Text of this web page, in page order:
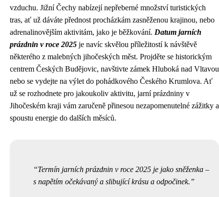
vzduchu. Jižní Čechy nabízejí nepřeberné množství turistických
tras, ať už dáváte přednost procházkám zasněženou krajinou, nebo
adrenalinovějším aktivitám, jako je běžkování. Datum jarních
prázdnin v roce 2025 je navíc skvělou příležitostí k návštěvě
některého z malebných jihočeských měst. Projděte se historickým
centrem Českých Budějovic, navštivte zámek Hluboká nad Vltavou
nebo se vydejte na výlet do pohádkového Českého Krumlova. Ať
už se rozhodnete pro jakoukoliv aktivitu, jarní prázdniny v
Jihočeském kraji vám zaručeně přinesou nezapomenutelné zážitky a
spoustu energie do dalších měsíců.
Termín jarních prázdnin v roce 2025 je jako sněženka –
s napětím očekávaný a slibující krásu a odpočinek.